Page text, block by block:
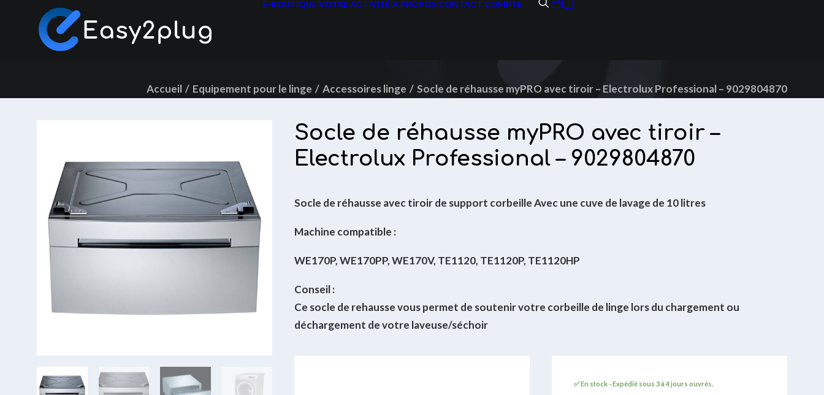
E-BOUTIQUEVOTRE ACTIVITÉA PROPOS CONTACT COMPTE
Accueil Equipement pour le linge Accessoires linge Socle de réhausse myPRO avec tiroir – Electrolux Professional – 9029804870
Socle de réhausse myPRO avec tiroir –
Electrolux Professional – 9029804870
Socle de réhausse avec tiroir de support corbeille Avec une cuve de lavage de 10 litres
Machine compatible :
WE170P,WE170PP,WE170V, TE1120, TE1120P, TE1120HP
Conseil :
Ce socle de rehausse vous permet de soutenir votre corbeille de linge lors du chargement ou
déchargement de votre laveuse/séchoir
✅ En stock - Expédié sous 3 à 4 jours ouvrés.